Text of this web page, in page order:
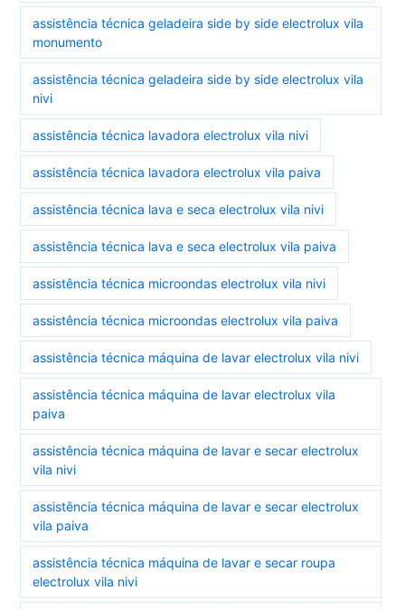
assistência técnica geladeira side by side electrolux vila
monumento
assistência técnica geladeira side by side electrolux vila
nivi
assistência técnica lavadora electrolux vila nivi
assistência técnica lavadora electrolux vila paiva
assistência técnica lava e seca electrolux vila nivi
assistência técnica lava e seca electrolux vila paiva
assistência técnica microondas electrolux vila nivi
assistência técnica microondas electrolux vila paiva
assistência técnica máquina de lavar electrolux vila nivi
assistência técnica máquina de lavar electrolux vila
paiva
assistência técnica máquina de lavar e secar electrolux
vila nivi
assistência técnica máquina de lavar e secar electrolux
vila paiva
assistência técnica máquina de lavar e secar roupa
electrolux vila nivi